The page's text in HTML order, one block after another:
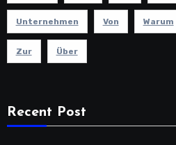
Unternehmen Von Warum
Zur Über
Recent Post